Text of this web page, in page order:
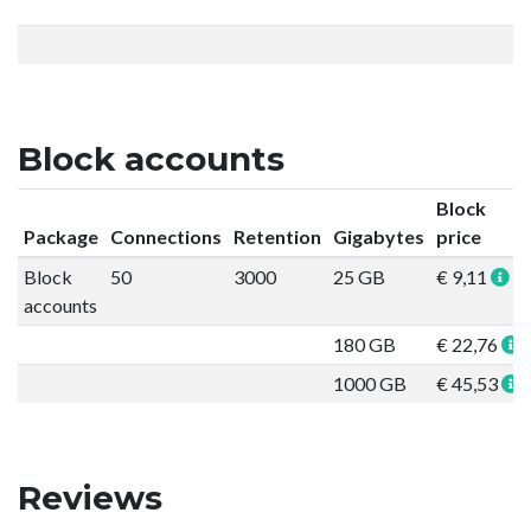
Block accounts
Package Connections Retention Gigabytes
Block
price
Block
accounts
50 3000 25 GB € 9,11
180 GB
€ 22,76
1000 GB
€ 45,53
Reviews